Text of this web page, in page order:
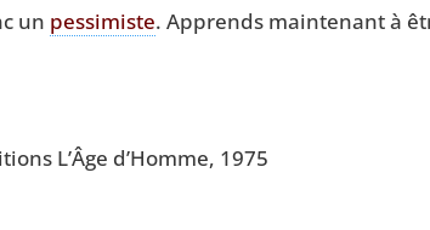
un pes­si­miste. Apprends main­te­nant à
L’Âge d’Homme, 1975